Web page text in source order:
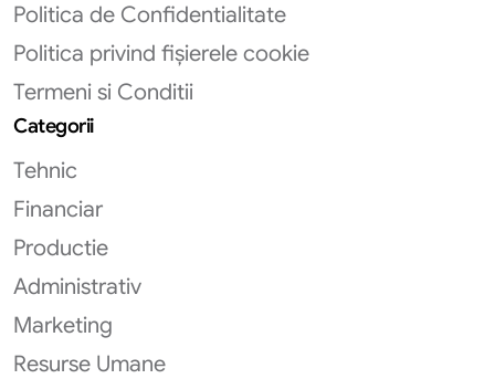
Politica de Confidentialitate
Politica privind fișierele cookie
Termeni si Conditii
Categorii
Tehnic
Financiar
Productie
Administrativ
Marketing
Resurse Umane